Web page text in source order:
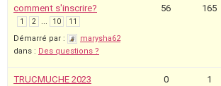
comment s'inscrire?
1 2 … 10 11
Démarré par :
marysha62
dans : Des questions ?
56 165
TRUCMUCHE 2023 0 1